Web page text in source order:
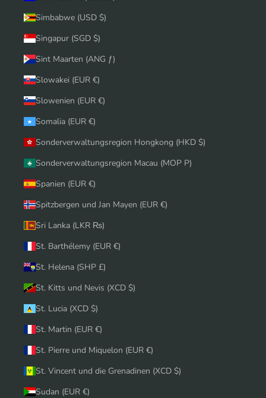
Simbabwe (USD $)
Singapur (SGD $)
Sint Maarten (ANG ƒ)
Slowakei (EUR €)
Slowenien (EUR €)
Somalia (EUR €)
Sonderverwaltungsregion Hongkong (HKD $)
Sonderverwaltungsregion Macau (MOP P)
Spanien (EUR €)
Spitzbergen und Jan Mayen (EUR €)
Sri Lanka (LKR ₨)
St. Barthélemy (EUR €)
St. Helena (SHP £)
St. Kitts und Nevis (XCD $)
St. Lucia (XCD $)
St. Martin (EUR €)
St. Pierre und Miquelon (EUR €)
St. Vincent und die Grenadinen (XCD $)
Sudan (EUR €)